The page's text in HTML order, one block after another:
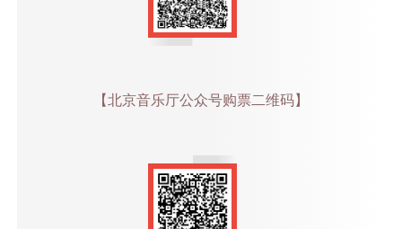
【北京音乐厅公众号购票二维码】